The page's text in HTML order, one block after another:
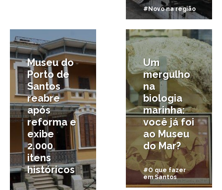
#Novo na região
Museu do
Porto de
Santos
reabre
após
reforma e
exibe
2.000
itens
históricos
29/09/2022
Um
mergulho
na
biologia
marinha:
você já foi
ao Museu
do Mar?
#O que fazer
em Santos